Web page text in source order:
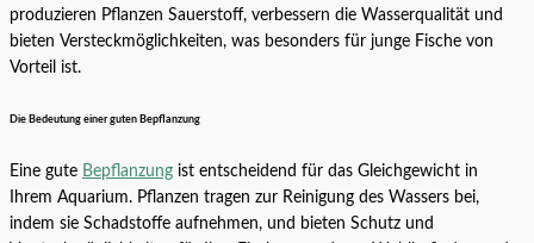
produzieren Pflanzen Sauerstoff, verbessern die Wasserqualität und
bieten Versteckmöglichkeiten, was besonders für junge Fische von
Vorteil ist.
Die Bedeutung einer guten Bepflanzung
Eine gute Bepflanzung ist entscheidend für das Gleichgewicht in
Ihrem Aquarium. Pflanzen tragen zur Reinigung des Wassers bei,
indem sie Schadstoffe aufnehmen, und bieten Schutz und